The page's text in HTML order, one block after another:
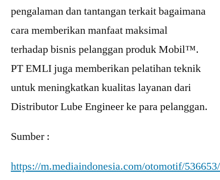
pengalaman dan tantangan terkait bagaimana
cara memberikan manfaat maksimal
terhadap bisnis pelanggan produk Mobil™.
PT EMLI juga memberikan pelatihan teknik
untuk meningkatkan kualitas layanan dari
Distributor Lube Engineer ke para pelanggan.
Sumber :
https://m.mediaindonesia.com/otomotif/